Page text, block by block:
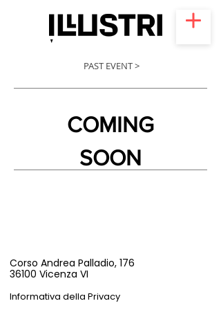
PAST EVENT >
COMING
SOON
Corso Andrea Palladio, 176
36100 Vicenza VI
Informativa della Privacy